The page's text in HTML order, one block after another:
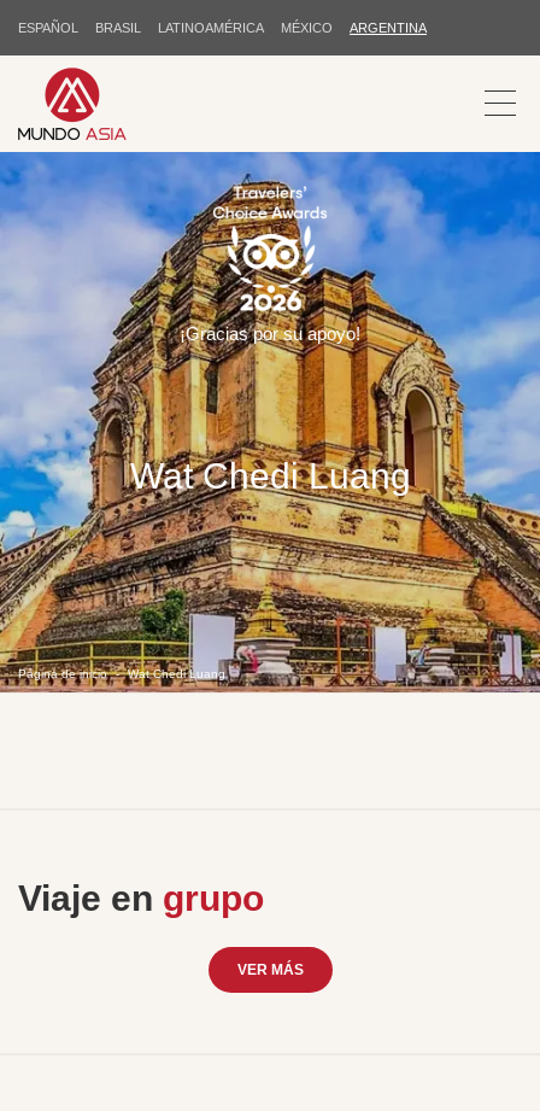
ESPAÑOL BRASIL LATINOAMÉRICA MÉXICO ARGENTINA
Wat Chedi Luang
Página de inicio Wat Chedi Luang
¡Gracias por su apoyo!
Viaje en grupo
VER MÁS